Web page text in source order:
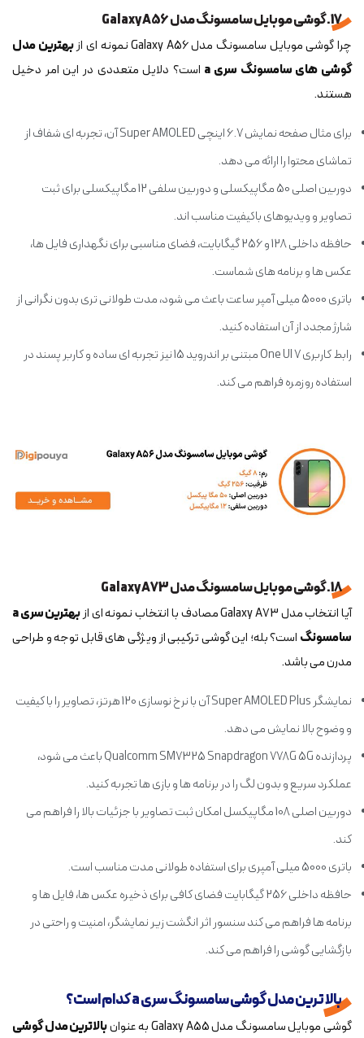
17. گوشی موبایل سامسونگ مدل Galaxy A56
چرا گوشی موبایل سامسونگ مدل Galaxy A56 نمونه ای از
بهترین مدل
گوشی های سامسونگ سری a
است؟ دلایل متعددی در این امر دخیل
هستند.
برای مثال صفحه نمایش 6.7 اینچی Super AMOLED آن، تجربه ای شفاف از
تماشای محتوا را ارائه می دهد.
دوربین اصلی 50 مگاپیکسلی و دوربین سلفی 12 مگاپیکسلی برای ثبت
تصاویر و ویدیوهای باکیفیت مناسب اند.
حافظه داخلی 128 و 256 گیگابایت، فضای مناسبی برای نگهداری فایل ها،
عکس ها و برنامه های شماست.
باتری 5000 میلی آمپر ساعت باعث می شود، مدت طولانی تری بدون نگرانی از
شارژ مجدد از آن استفاده کنید.
رابط کاربری One UI 7 مبتنی بر اندروید 15 نیز تجربه ای ساده و کاربر پسند در
استفاده روزمره فراهم می کند.
18. گوشی موبایل سامسونگ مدل Galaxy A73
آیا انتخاب مدل Galaxy A73 مصادف با انتخاب نمونه ای از
بهترین سری a
سامسونگ است؟ بله؛ این گوشی ترکیبی از ویژگی های قابل توجه و طراحی
مدرن می باشد.
نمایشگر Super AMOLED Plus آن با نرخ نوسازی 120 هرتز، تصاویر را با کیفیت
و وضوح بالا نمایش می دهد.
پردازنده Qualcomm SM7325 Snapdragon 778G 5G باعث می شود،
عملکرد سریع و بدون لگ را در برنامه ها و بازی ها تجربه کنید.
دوربین اصلی 108 مگاپیکسل امکان ثبت تصاویر با جزئیات بالا را فراهم می
کند.
باتری 5000 میلی آمپری برای استفاده طولانی مدت مناسب است.
حافظه داخلی 256 گیگابایت فضای کافی برای ذخیره عکس ها، فایل ها و
برنامه ها فراهم می کند سنسور اثر انگشت زیر نمایشگر، امنیت و راحتی در
بازگشایی گوشی را فراهم می کند.
بالا ترین مدل گوشی سامسونگ سری a کدام است؟
گوشی موبایل سامسونگ مدل Galaxy A55 به عنوان
بالاترین مدل گوشی